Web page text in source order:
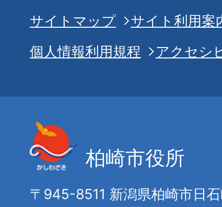
サイトマップ
サイト利用案
個人情報利用規程
アクセシ
柏崎市役所
〒945-8511 新潟県柏崎市日